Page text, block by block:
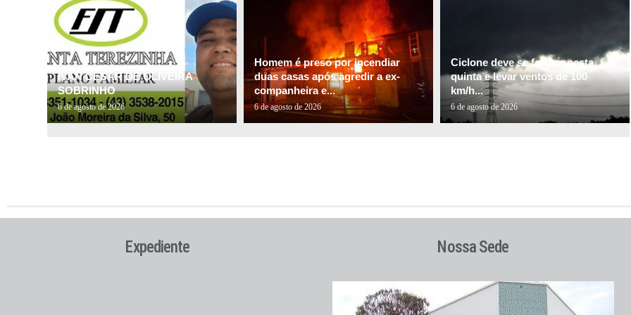
IVAN CESAR DE OLIVEIRA
SOBRINHO
6 de agosto de 2026
Homem é preso por incendiar
duas casas após agredir a ex-
companheira e...
6 de agosto de 2026
Ciclone deve se formar nesta
quinta e levar ventos de 100
km/h...
6 de agosto de 2026
Expediente Nossa Sede